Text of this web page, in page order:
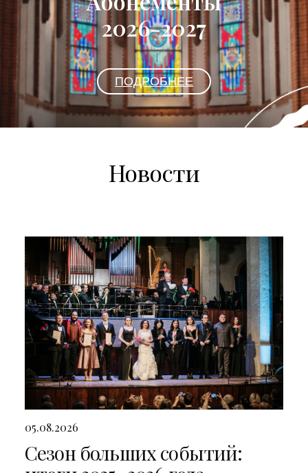
2026-2027
ПОДРОБНЕЕ
Новости
05.08.2026
Сезон больших событий: